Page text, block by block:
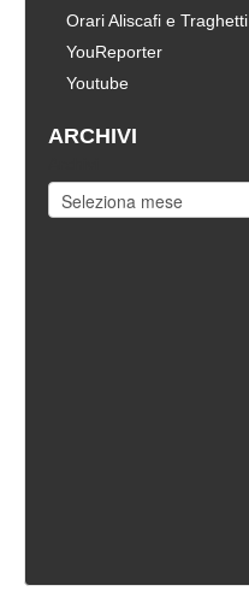
Orari Aliscafi e Traghetti
YouReporter
Youtube
ARCHIVI